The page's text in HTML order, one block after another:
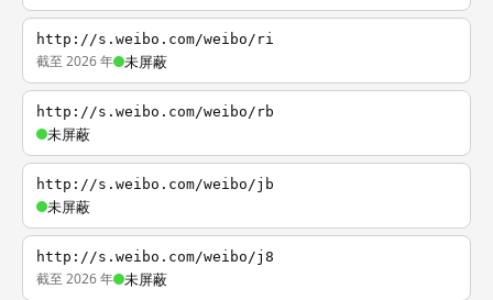
http://s.weibo.com/weibo/ri
截至 2026 年 未屏蔽
http://s.weibo.com/weibo/rb
未屏蔽
http://s.weibo.com/weibo/jb
未屏蔽
http://s.weibo.com/weibo/j8
截至 2026 年 未屏蔽